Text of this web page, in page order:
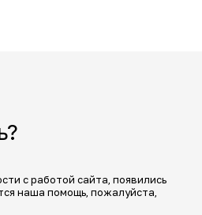
с работой сайта, появились
наша помощь, пожалуйста,